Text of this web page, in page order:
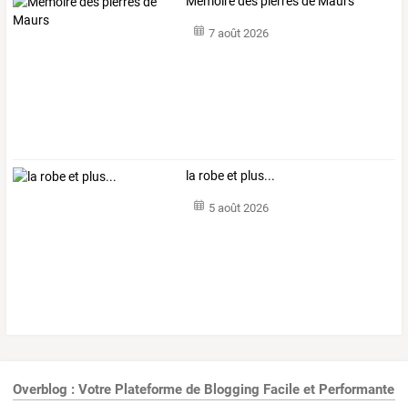
7 août 2026
la robe et plus...
5 août 2026
Overblog : Votre Plateforme de Blogging Facile et Performante